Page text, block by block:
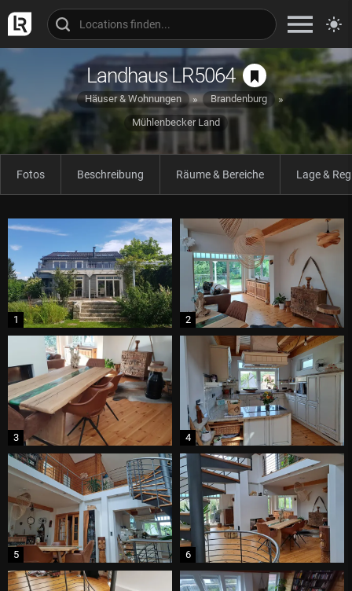
Landhaus LR5064
Häuser & Wohnungen
Brandenburg
Mühlenbecker Land
Fotos Beschreibung Räume & Bereiche Lage &